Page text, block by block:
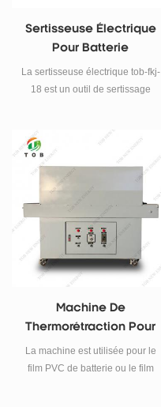
Sertisseuse Électrique
Pour Batterie
Cylindrique
La sertisseuse électrique tob-fkj-
18 est un outil de sertissage
cylindrique.
Machine De
Thermorétraction Pour
Batterie Cylindrique
18650 Et
La machine est utilisée pour le
film PVC de batterie ou le film